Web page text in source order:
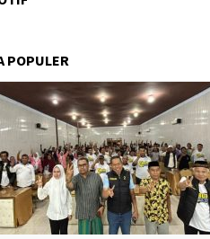
POPULER